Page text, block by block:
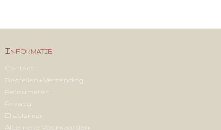
Informatie
Contact
Bestellen + Verzending
Retourneren
Privacy
Disclaimer
Algemene Voorwaarden